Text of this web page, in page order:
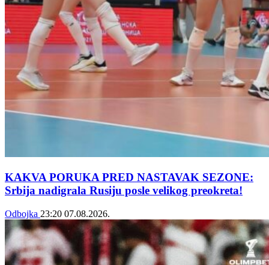
KAKVA PORUKA PRED NASTAVAK SEZONE:
Srbija nadigrala Rusiju posle velikog preokreta!
Odbojka 23:20 07.08.2026.